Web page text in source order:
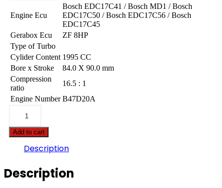
Engine Ecu
Bosch EDC17C41 / Bosch MD1 / Bosch
EDC17C50 / Bosch EDC17C56 / Bosch
EDC17C45
Gerabox Ecu
ZF 8HP
Type of Turbo
Cylider Content 1995 CC
Bore x Stroke
84.0 X 90.0 mm
Compression
ratio
16.5 : 1
Engine Number B47D20A
5
serie
520D
quantity
Add to cart
Description
Description